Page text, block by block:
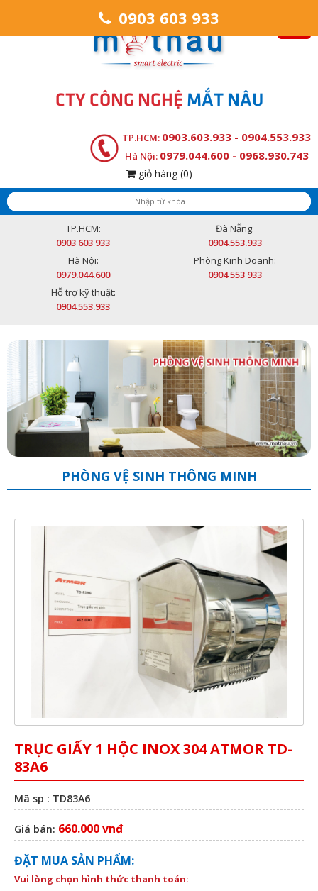
CTY CÔNG NGHỆ MẮT NÂU
TP.HCM: 0903.603.933 - 0904.553.933
Hà Nội: 0979.044.600 - 0968.930.743
giỏ hàng (0)
TP.HCM:
0903 603 933
Đà Nẵng:
0904.553.933
Hà Nội:
0979.044.600
Phòng Kinh Doanh:
0904 553 933
Hỗ trợ kỹ thuật:
0904.553.933
PHÒNG VỆ SINH THÔNG MINH
TRỤC GIẤY 1 HỘC INOX 304 ATMOR TD-
83A6
Mã sp : TD83A6
Giá bán: 660.000 vnđ
ĐẶT MUA SẢN PHẨM:
Vui lòng chọn hình thức thanh toán:
0903 603 933